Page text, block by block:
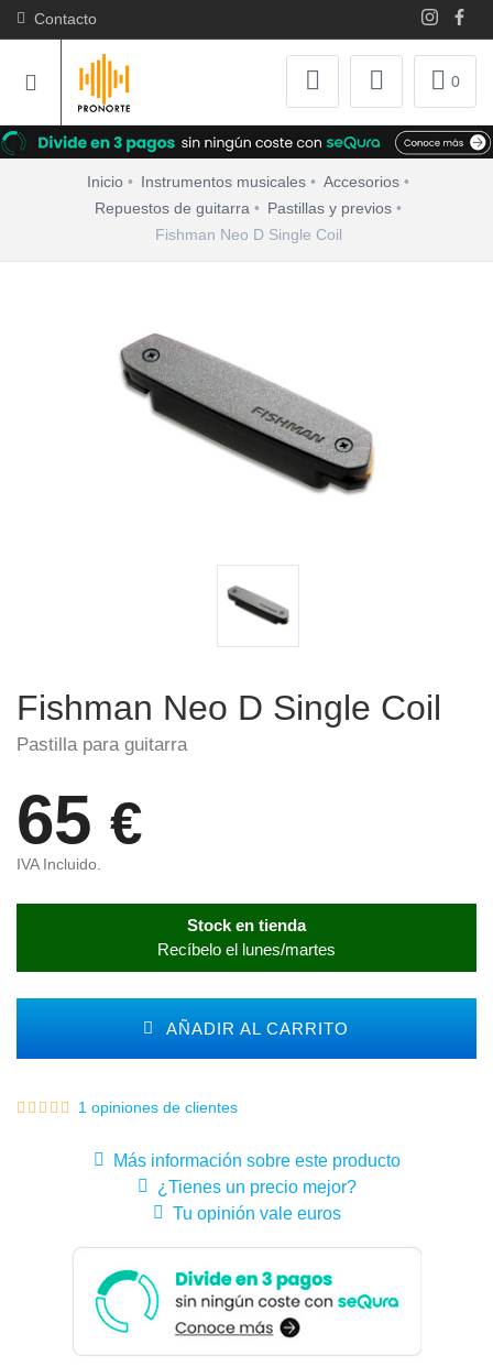
Contacto
0
Inicio Instrumentos musicales
Accesorios
Repuestos de guitarra
Pastillas y previos
Fishman Neo D Single Coil
Fishman Neo D Single Coil
Pastilla para guitarra
65 €
IVA Incluido.
Stock en tienda
Recíbelo el lunes/martes
AÑADIR AL CARRITO
1 opiniones de clientes
Más información sobre este producto
¿Tienes un precio mejor?
Tu opinión vale euros